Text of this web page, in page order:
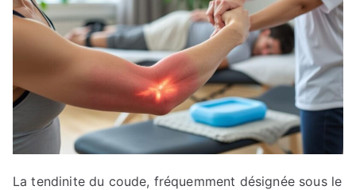
La tendinite du coude, fréquemment désignée sous le